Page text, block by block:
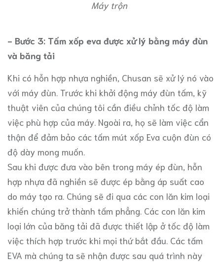
Máy trộn
- Bước 3: Tấm xốp eva được xử lý bằng máy đùn
và băng tải
Khi có hỗn hợp nhựa nghiền, Chusan sẽ xử lý nó vào
với máy đùn. Trước khi khởi động máy đùn tấm, kỹ
thuật viên của chúng tôi cần điều chỉnh tốc độ làm
việc phù hợp của máy. Ngoài ra, họ sẽ làm việc cẩn
thận để đảm bảo các tấm mút xốp Eva cuộn đùn có
độ dày mong muốn.
Sau khi được đưa vào bên trong máy ép đùn, hỗn
hợp nhựa đã nghiền sẽ được ép bằng áp suất cao
do máy tạo ra. Chúng sẽ đi qua các con lăn kim loại
khiến chúng trở thành tấm phẳng. Các con lăn kim
loại lớn của băng tải đã được thiết lập ở tốc độ làm
việc thích hợp trước khi mọi thứ bắt đầu. Các tấm
EVA mà chúng ta sẽ nhận được sau quá trình này